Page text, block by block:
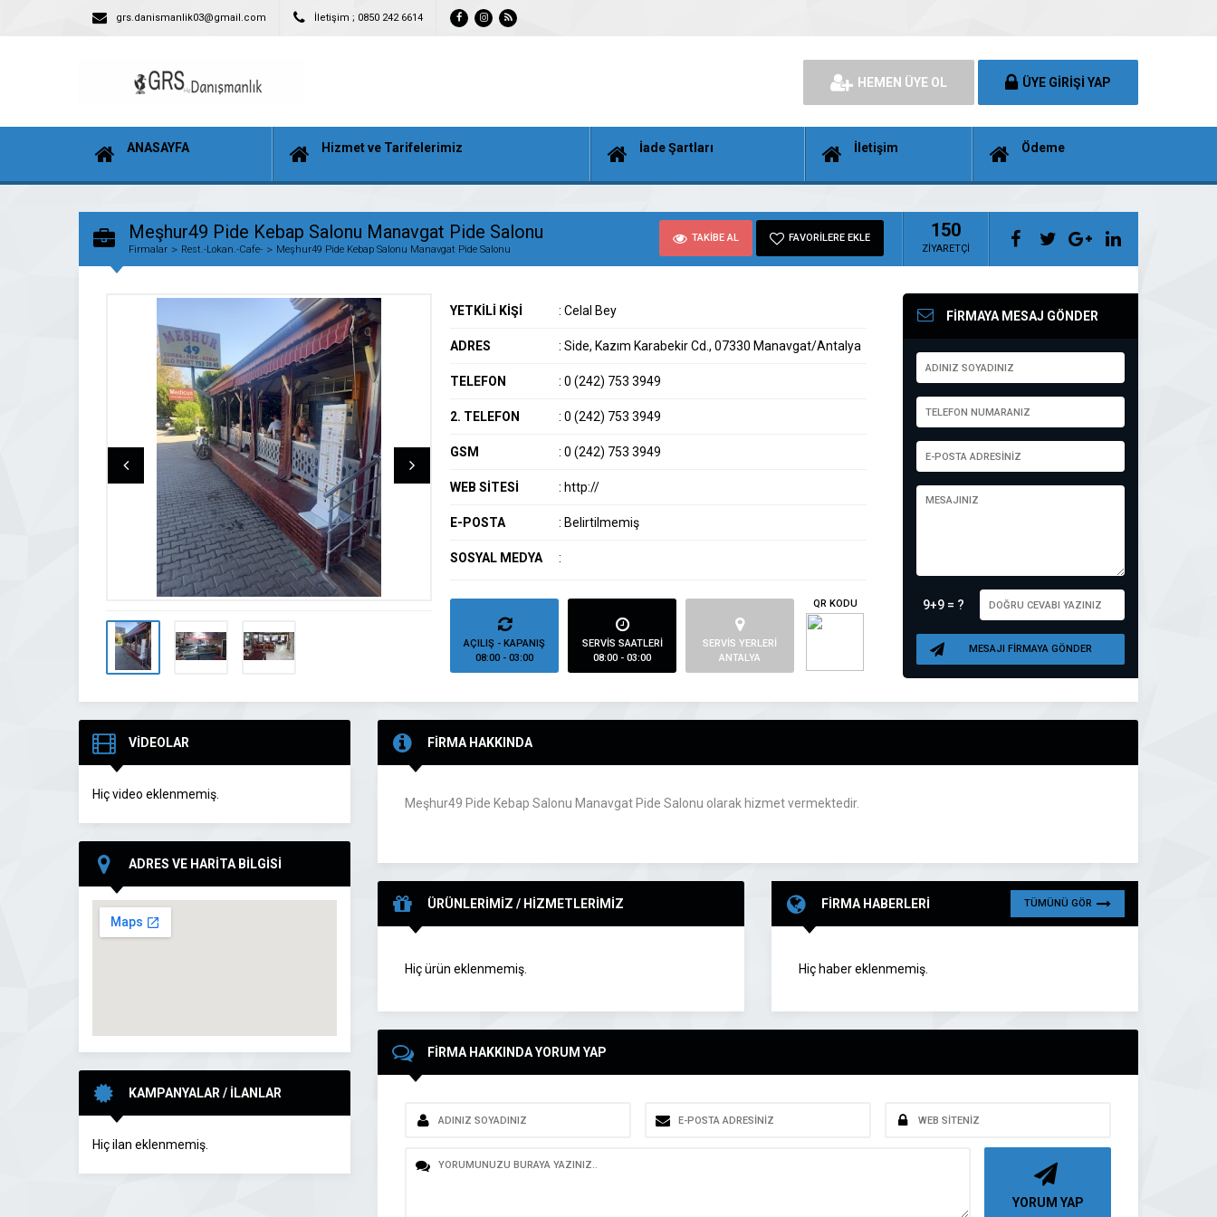
grs.danismanlik03@gmail.com İletişim ; 0850 242 6614
HEMEN ÜYE OL ÜYE GİRİŞİ YAP
ANASAYFA Hizmet ve Tarifelerimiz İade Şartları İletişim Ödeme
Meşhur49 Pide Kebap Salonu Manavgat Pide Salonu
Firmalar Rest.-Lokan.-Cafe- Meşhur49 Pide Kebap Salonu Manavgat Pide Salonu
TAKİBE AL FAVORİLERE EKLE 150
ZİYARETÇİ
YETKİLİ KİŞİ : Celal Bey
ADRES : Side, Kazım Karabekir Cd., 07330 Manavgat/Antalya
TELEFON : 0 (242) 753 3949
2. TELEFON : 0 (242) 753 3949
GSM : 0 (242) 753 3949
WEB SİTESİ : http://
E-POSTA : Belirtilmemiş
SOSYAL MEDYA :
AÇILIŞ - KAPANIŞ
08:00 - 03:00
SERVİS SAATLERİ
08:00 - 03:00
SERVİS YERLERİ
ANTALYA
QR KODU
FİRMAYA MESAJ GÖNDER
9+9 = ?
MESAJI FİRMAYA GÖNDER
VİDEOLAR
Hiç video eklenmemiş.
ADRES VE HARİTA BİLGİSİ
KAMPANYALAR / İLANLAR
Hiç ilan eklenmemiş.
FİRMA HAKKINDA
Meşhur49 Pide Kebap Salonu Manavgat Pide Salonu olarak hizmet vermektedir.
ÜRÜNLERİMİZ / HİZMETLERİMİZ
Hiç ürün eklenmemiş.
FİRMA HABERLERİ TÜMÜNÜ GÖR
Hiç haber eklenmemiş.
FİRMA HAKKINDA YORUM YAP
YORUM YAP